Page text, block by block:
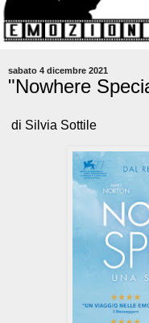
sabato 4 dicembre 2021
"Nowhere
di Silvia Sottile